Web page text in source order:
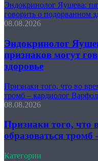
Эндокринолог Яушева:
говорить о подорванном
08.08.2026
Эндокринолог
признаков могут
здоровье
Признаки того, что во
тромб – кардиолог
08.08.2026
Признаки того, что
образоваться
Категории